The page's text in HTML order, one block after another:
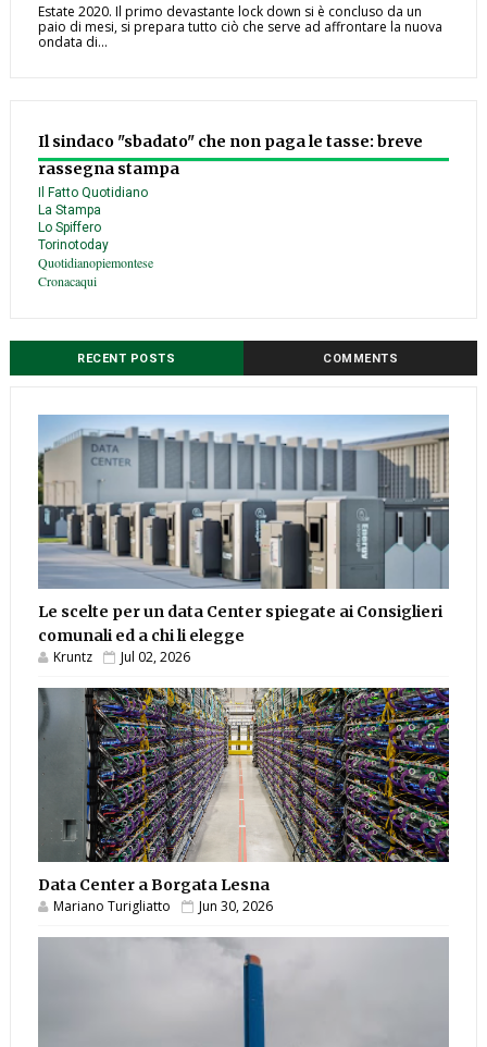
Estate 2020. Il primo devastante lock down si è concluso da un
paio di mesi, si prepara tutto ciò che serve ad affrontare la nuova
ondata di...
Il sindaco "sbadato" che non paga le tasse: breve
rassegna stampa
Il Fatto Quotidiano
La Stampa
Lo Spiffero
Torinotoday
Quotidianopiemontese
Cronacaqui
RECENT POSTS COMMENTS
Le scelte per un data Center spiegate ai Consiglieri
comunali ed a chi li elegge
Kruntz Jul 02, 2026
Data Center a Borgata Lesna
Mariano Turigliatto Jun 30, 2026